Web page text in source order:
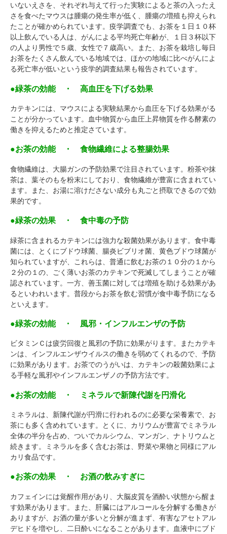
いないえさを、それぞれ与えて行った実験によると茶の入ったえ
さを食べたマウスは腫瘍の発生率が低く、腫瘍の増殖も抑えられ
たことが確かめられています。疫学調査でも、お茶を１日１０杯
以上飲んでいる人は、がんによる平均死亡年齢が、１日３杯以下
の人より男性で５歳、女性で７歳高い。また、お茶を栽培し毎日
お茶をたくさん飲んでいる地域では、ほかの地域に比べがんによ
る死亡率が低いという疫学的調査結果も報告されています。
●緑茶の効能 ・ 高血圧を下げる効果
カテキンには、マウスによる実験結果から血圧を下げる効果がる
ことが分かっています。血中物質から血圧上昇物質を作る酵素の
働きを抑えるためと推定さています。
●お茶の効能 ・ 食物繊維による整腸効果
食物繊維は、大腸ガンの予防効果で注目されています。粉茶や抹
茶は、葉そのもを粉末にしており、食物繊維が豊富に含まれてい
ます。また、お湯に溶けださない成分も丸ごと摂取できるので効
果的です。
●緑茶の効果 ・ 食中毒の予防
緑茶に含まれるカテキンには強力な殺菌効果があります。食中毒
菌には、とくにブドウ球菌、腸炎ビブリオ菌、黄色ブドウ球菌が
知られていますが、これらは、普通に飲むお茶の１０分の１から
２分の１の、ごく薄いお茶のカテキンで死滅してしまうことが確
認されています。一方、善玉菌に対しては増殖を助ける効果があ
るといわれいます。普段からお茶を飲む習慣が食中毒予防になる
といえます。
●緑茶の効能 ・ 風邪・インフルエンザの予防
ビタミンＣは疲労回復と風邪の予防に効果がります。またカテキ
ンは、インフルエンザウイルスの働きを弱めてくれるので、予防
に効果があります。お茶でのうがいは、カテキンの殺菌効果によ
る手軽な風邪やインフルエンザノの予防方法です。
●お茶の効能 ・ ミネラルで新陳代謝を円滑化
ミネラルは、新陳代謝が円滑に行われるのに必要な栄養素で、お
茶にも多く含めれています。とくに、カリウムが豊富でミネラル
全体の半分を占め、ついでカルシウム、マンガン、ナトリウムと
続きます。ミネラルを多く含むお茶は、野菜や果物と同様にアル
カリ食品です。
●お茶の効果 ・ お酒の飲みすぎに
カフェインには覚醒作用があり、大脳皮質を酒酔い状態から醒ま
す効果があります。また、肝臓にはアルコールを分解する働きが
ありますが、お酒の量が多いと分解が進まず、有害なアセトアル
デヒドを増やし、二日酔いになることがあります。血液中にブド